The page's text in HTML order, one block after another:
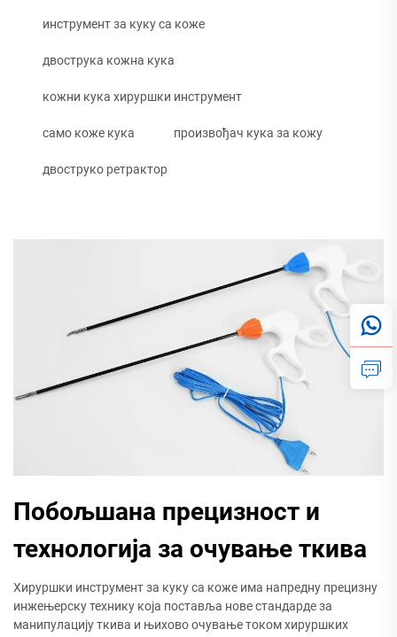
инструмент за куку са коже
двострука кожна кука
кожни кука хируршки инструмент
само коже кука произвођач кука за кожу
двоструко ретрактор
Побољшана прецизност и
технологија за очување ткива
Хируршки инструмент за куку са коже има напредну прецизну
инжењерску технику која поставља нове стандарде за
манипулацију ткива и њихово очување током хируршких